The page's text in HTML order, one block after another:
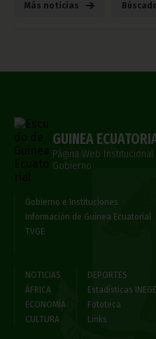
Más noticias
GUINEA
Página Web
Gobierno
Gobierno e Instituciones
Información de Guinea Ecuatorial
TVGE
NOTICIAS
ÁFRICA
ECONOMÍA
CULTURA
DEPORTES
Estadísticas INEGE
Fototeca
Links